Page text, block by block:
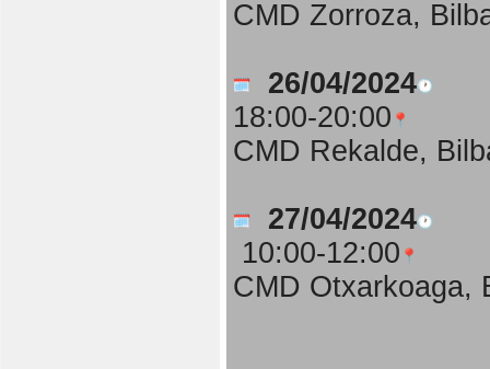
CMD Zorroza,
26/04/2024
18:00-20:00
CMD Rekalde,
27/04/2024
10:00-12:00
CMD Otxarkoaga,